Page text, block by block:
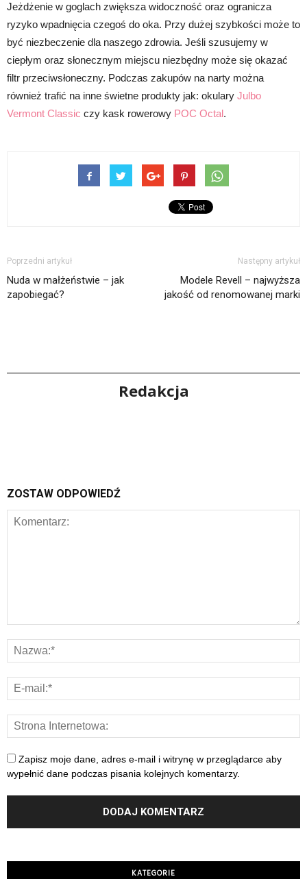
Jeżdżenie w goglach zwiększa widoczność oraz ogranicza
ryzyko wpadnięcia czegoś do oka. Przy dużej szybkości może to
być niezbeczenie dla naszego zdrowia. Jeśli szusujemy w
ciepłym oraz słonecznym miejscu niezbędny może się okazać
filtr przeciwsłoneczny. Podczas zakupów na narty można
również trafić na inne świetne produkty jak: okulary Julbo
Vermont Classic czy kask rowerowy POC Octal.
Poprzedni artykuł
Nuda w małżeństwie – jak
zapobiegać?
Następny artykuł
Modele Revell – najwyższa
jakość od renomowanej marki
Redakcja
ZOSTAW ODPOWIEDŹ
Zapisz moje dane, adres e-mail i witrynę w przeglądarce aby
wypełnić dane podczas pisania kolejnych komentarzy.
KATEGORIE